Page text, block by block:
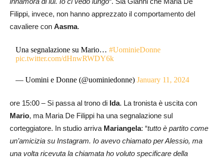
Filippi, invece, non hanno apprezzato il comportamento del
cavaliere con Aasma.
Una segnalazione su Mario…#UominieDonne
pic.twitter.com/dHnwRWDY6k
— Uomini e Donne (@uominiedonne)January 11, 2024
ore 15:00 – Si passa al trono di Ida. La tronista è uscita con
Mario, ma Maria De Filippi ha una segnalazione sul
corteggiatore. In studio arriva Mariangela: “tutto è partito come
un’amicizia su Instagram. Io avevo chiamato per Alessio, ma
una volta ricevuta la chiamata ho voluto specificare della